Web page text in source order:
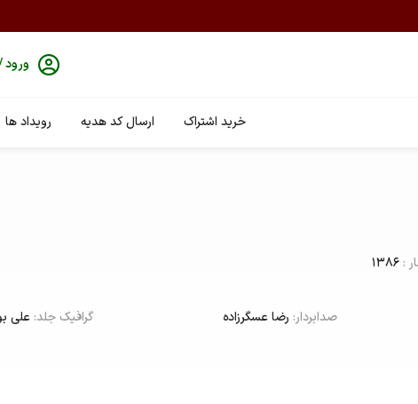
خرید اشتراک ارسال کد هدیه رویداد ها
:
1386
صدابردار: رضا عسگرزاده گرافیک جلد:علی